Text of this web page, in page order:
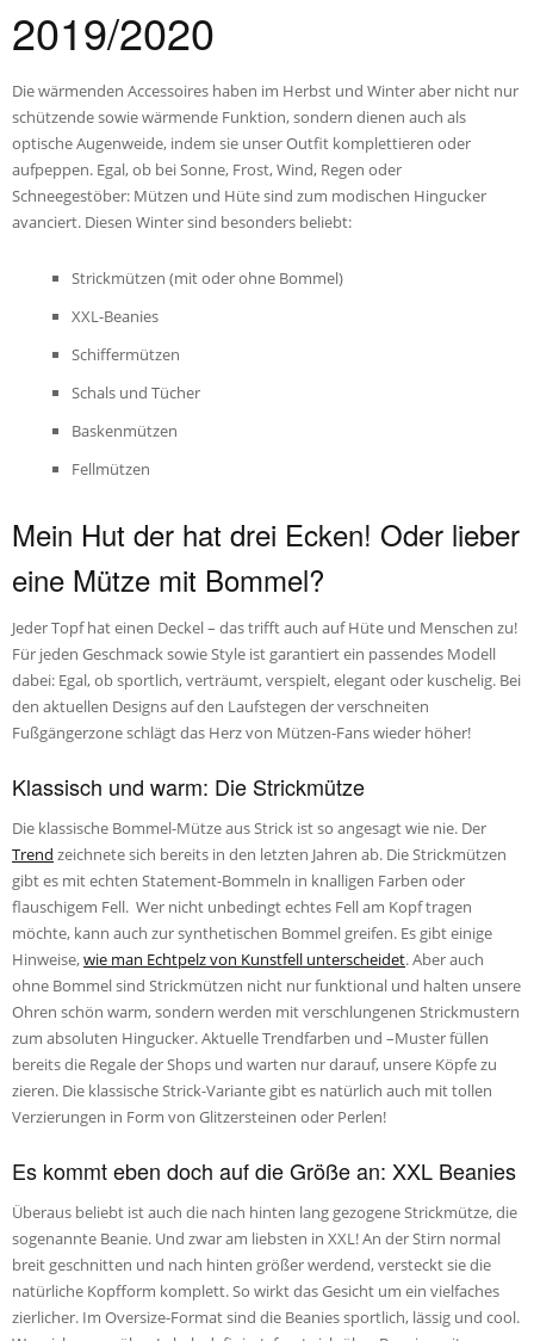
2019/2020
Die wärmenden Accessoires haben im Herbst und Winter aber nicht nur
schützende sowie wärmende Funktion, sondern dienen auch als
optische Augenweide, indem sie unser Outfit komplettieren oder
aufpeppen. Egal, ob bei Sonne, Frost, Wind, Regen oder
Schneegestöber: Mützen und Hüte sind zum modischen Hingucker
avanciert. Diesen Winter sind besonders beliebt:
Strickmützen (mit oder ohne Bommel)
XXL-Beanies
Schiffermützen
Schals und Tücher
Baskenmützen
Fellmützen
Mein Hut der hat drei Ecken! Oder lieber
eine Mütze mit Bommel?
Jeder Topf hat einen Deckel – das trifft auch auf Hüte und Menschen zu!
Für jeden Geschmack sowie Style ist garantiert ein passendes Modell
dabei: Egal, ob sportlich, verträumt, verspielt, elegant oder kuschelig. Bei
den aktuellen Designs auf den Laufstegen der verschneiten
Fußgängerzone schlägt das Herz von Mützen-Fans wieder höher!
Klassisch und warm: Die Strickmütze
Die klassische Bommel-Mütze aus Strick ist so angesagt wie nie. Der
Trend zeichnete sich bereits in den letzten Jahren ab. Die Strickmützen
gibt es mit echten Statement-Bommeln in knalligen Farben oder
flauschigem Fell. Wer nicht unbedingt echtes Fell am Kopf tragen
möchte, kann auch zur synthetischen Bommel greifen. Es gibt einige
Hinweise,wie man Echtpelz von Kunstfell unterscheidet. Aber auch
ohne Bommel sind Strickmützen nicht nur funktional und halten unsere
Ohren schön warm, sondern werden mit verschlungenen Strickmustern
zum absoluten Hingucker. Aktuelle Trendfarben und –Muster füllen
bereits die Regale der Shops und warten nur darauf, unsere Köpfe zu
zieren. Die klassische Strick-Variante gibt es natürlich auch mit tollen
Verzierungen in Form von Glitzersteinen oder Perlen!
Es kommt eben doch auf die Größe an: XXL Beanies
Überaus beliebt ist auch die nach hinten lang gezogene Strickmütze, die
sogenannte Beanie. Und zwar am liebsten in XXL! An der Stirn normal
breit geschnitten und nach hinten größer werdend, versteckt sie die
natürliche Kopfform komplett. So wirkt das Gesicht um ein vielfaches
zierlicher. Im Oversize-Format sind die Beanies sportlich, lässig und cool.